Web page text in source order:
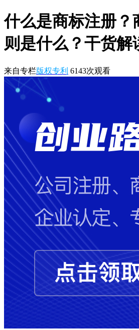
什么是商标注册？
则是什么？干货解
来自专栏版权专利 6143次观看